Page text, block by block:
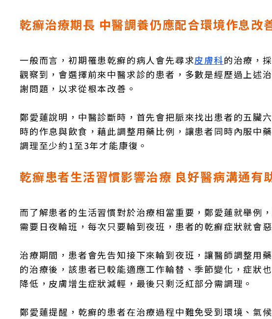
乾癬治療期長 中醫調養仍應配合環境作息改
一般而言，初期罹患乾癬的病人會先尋求皮膚科的治療，
觀察到，會選擇前來中醫求診的患者，多數是經歷過上述
謝問題，以求從根本改善。
鄭愛蓮說明，中醫診斷時，首先會把脈來找出患者的五臟
時的作息與飲食，藉此調整用藥比例，讓患者同時內服中
調理至少約1至3年才能康復。
乾癬患者生活習慣影響治療 良好醫病溝通有
而了解患者的生活習慣對於治療相當重要，鄭愛蓮就舉例
需要日夜輪班，每次只要輪到夜班，患者的乾癬症狀就會
治療期間，患者會先告知接下來輪到夜班，讓醫師調整用
的治療後，該患者已較能適應工作輪替、季節變化，症狀
降低，皮膚增生症狀減輕，最後只剩泛紅部分需調理。
鄭愛蓮提醒，乾癬的患者在治療過程中難免受到環境、氣